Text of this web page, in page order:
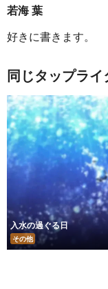
若海 葉
好きに書きます。
同じタップラ
入水の過ぐる日
その他